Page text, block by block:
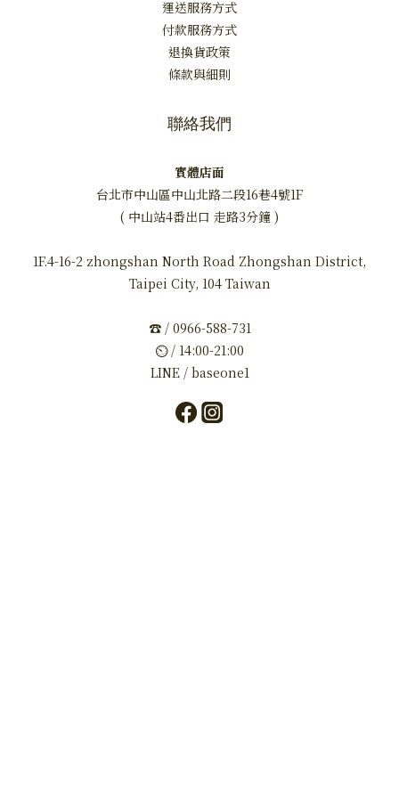
運送服務方式
付款服務方式
退換貨政策
條款與細則
聯絡我們
實體店面
台北市中山區中山北路二段16巷4號1F
( 中山站4番出口 走路3分鐘 )
1F.4-16-2 zhongshan North Road Zhongshan District,
Taipei City, 104 Taiwan
☎ / 0966-588-731
⏲ / 14:00-21:00
LINE / baseone1